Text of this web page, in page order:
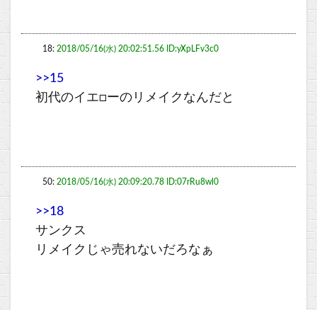
18: 2018/05/16(水) 20:02:51.56 ID:yXpLFv3c0
>>15
初代のイエ□ーのリメイクなんだと
50: 2018/05/16(水) 20:09:20.78 ID:07rRu8wl0
>>18
サンクス
リメイクじゃ売れないだろなぁ